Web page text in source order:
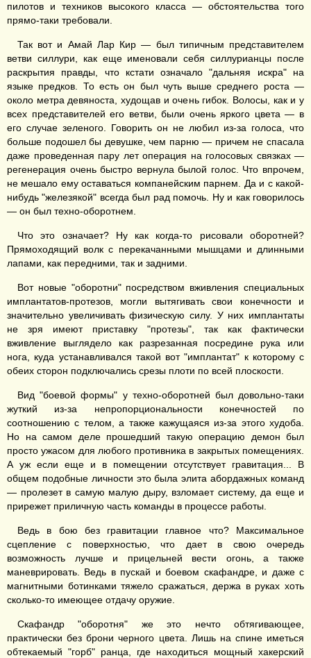
пилотов и техников высокого класса — обстоятельства того
прямо-таки требовали.
Так вот и Амай Лар Кир — был типичным представителем
ветви силлури, как еще именовали себя силлурианцы после
раскрытия правды, что кстати означало "дальняя искра" на
языке предков. То есть он был чуть выше среднего роста —
около метра девяноста, худощав и очень гибок. Волосы, как и у
всех представителей его ветви, были очень яркого цвета — в
его случае зеленого. Говорить он не любил из-за голоса, что
больше подошел бы девушке, чем парню — причем не спасала
даже проведенная пару лет операция на голосовых связках —
регенерация очень быстро вернула былой голос. Что впрочем,
не мешало ему оставаться компанейским парнем. Да и с какой-
нибудь "железякой" всегда был рад помочь. Ну и как говорилось
— он был техно-оборотнем.
Что это означает? Ну как когда-то рисовали оборотней?
Прямоходящий волк с перекачанными мышцами и длинными
лапами, как передними, так и задними.
Вот новые "оборотни" посредством вживления специальных
имплантатов-протезов, могли вытягивать свои конечности и
значительно увеличивать физическую силу. У них имплантаты
не зря имеют приставку "протезы", так как фактически
вживление выглядело как разрезанная посредине рука или
нога, куда устанавливался такой вот "имплантат" к которому с
обеих сторон подключались срезы плоти по всей плоскости.
Вид "боевой формы" у техно-оборотней был довольно-таки
жуткий из-за непропорциональности конечностей по
соотношению с телом, а также кажущаяся из-за этого худоба.
Но на самом деле прошедший такую операцию демон был
просто ужасом для любого противника в закрытых помещениях.
А уж если еще и в помещении отсутствует гравитация... В
общем подобные личности это была элита абордажных команд
— пролезет в самую малую дыру, взломает систему, да еще и
прирежет приличную часть команды в процессе работы.
Ведь в бою без гравитации главное что? Максимальное
сцепление с поверхностью, что дает в свою очередь
возможность лучше и прицельней вести огонь, а также
маневрировать. Ведь в пускай и боевом скафандре, и даже с
магнитными ботинками тяжело сражаться, держа в руках хоть
сколько-то имеющее отдачу оружие.
Скафандр "оборотня" же это нечто обтягивающее,
практически без брони черного цвета. Лишь на спине иметься
обтекаемый "горб" ранца, где находиться мощный хакерский